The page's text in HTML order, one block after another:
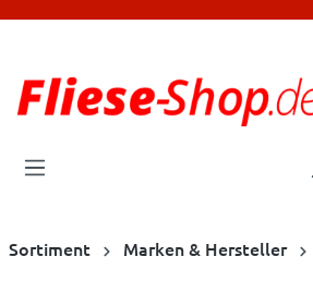
Sortiment Marken & Hersteller